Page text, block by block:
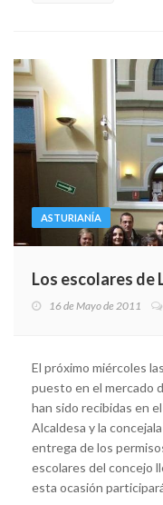
ASTURIANÍA
Los escolares de
16 de Mayo de 2011
El próximo miércoles
puesto en el mercado
han sido recibidas en
Alcaldesa y la
entrega de los
escolares del concejo
esta ocasión